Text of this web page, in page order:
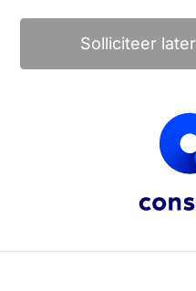
Solliciteer